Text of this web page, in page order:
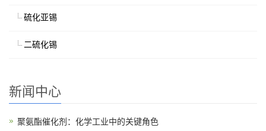
硫化亚锡
二硫化锡
新闻中心
聚氨酯催化剂：化学工业中的关键角色